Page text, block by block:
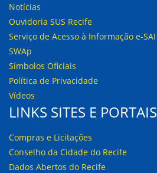
Notícias
Ouvidoria SUS Recife
Serviço de Acesso à Informação e-SAI
SWAp
Símbolos Oficiais
Política de Privacidade
Vídeos
LINKS SITES E PORTAIS
Compras e Licitações
Conselho da Cidade do Recife
Dados Abertos do Recife